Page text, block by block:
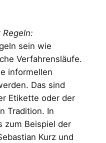
sein wie
Verfahrensläufe.
informellen
Das sind
Etikette oder der
Tradition. In
zum Beispiel der
Kurz und